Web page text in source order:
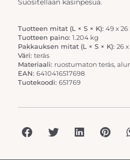
Suositellaan käsinpesua.
Tuotteen mitat (L × S × K): 49 x 26
Tuotteen paino: 1.204 kg
Pakkauksen mitat (L × S × K): 26
Väri: teräs
Materiaali: ruostumaton teräs,
EAN: 6410416517698
Tuotekoodi: 651769